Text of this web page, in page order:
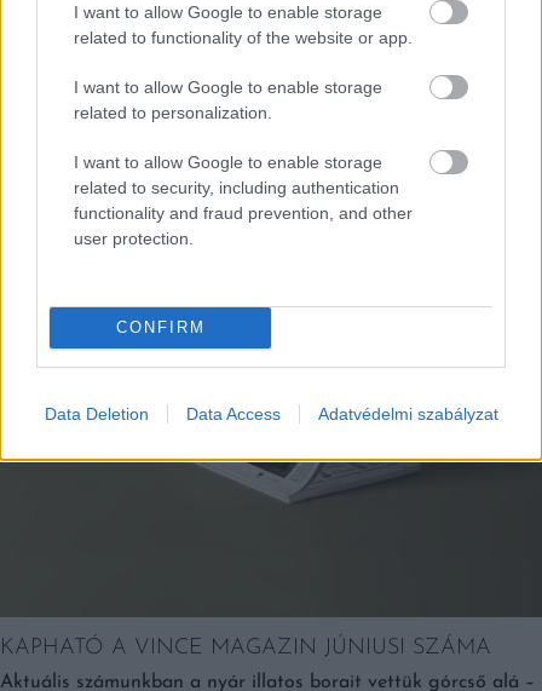
I want to allow Google to enable storage
related to functionality of the website or app.
I want to allow Google to enable storage
related to personalization.
I want to allow Google to enable storage
related to security, including authentication
functionality and fraud prevention, and other
user protection.
CONFIRM
Data Deletion Data Access Adatvédelmi szabályzat
EZEK IS ÉRDEKELHETNEK
Ínyenc
KAPHATÓ A VINCE MAGAZIN JÚNIUSI SZÁMA
Aktuális számunkban a nyár illatos borait vettük górcső alá –